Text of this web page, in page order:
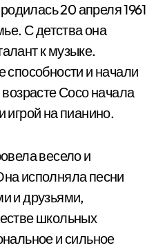
родилась 20 апреля 1961
С детства она
к музыке.
способности и начали
Сосо начала
игрой на пианино.
весело и
исполняла песни
и друзьями,
школьных
и сильное